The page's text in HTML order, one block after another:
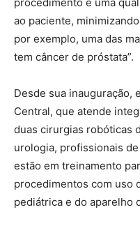
ao paciente,
por exemplo, uma das
tem câncer de próstata”.
Desde sua inauguração,
Central, que atende
duas cirurgias robóticas
urologia, profissionais
estão em treinamento
procedimentos com uso
pediátrica e do aparelho